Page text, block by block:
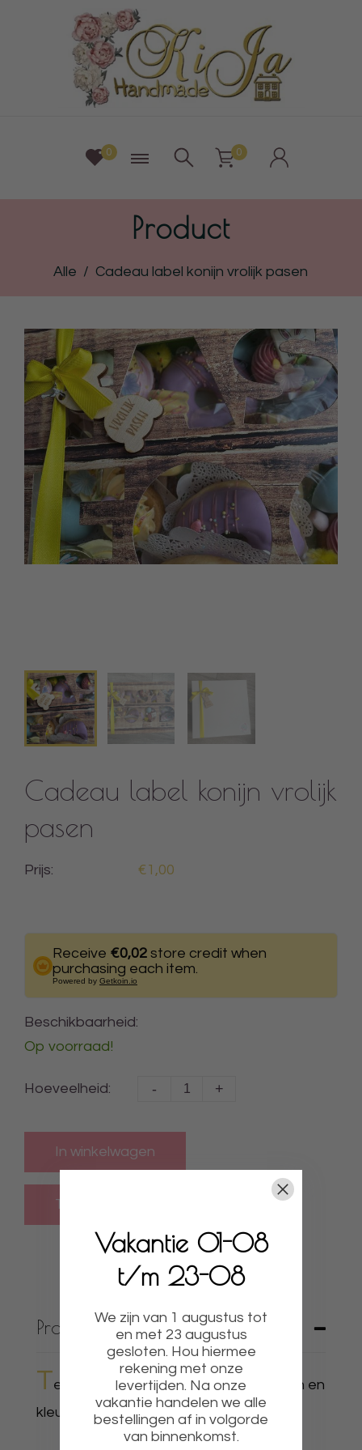
0 0
Product
Alle / Cadeau label konijn vrolijk pasen
Cadeau label konijn vrolijk
pasen
Prijs: €1,00
Receive €0,02 store credit when
purchasing each item.
Powered by Getkoin.io
Beschikbaarheid:
Op voorraad!
Hoeveelheid: - +
In winkelwagen
Productbeschrijving
Te bestellen in verschillende materialen en
kleuren.
Vakantie 01-08
t/m 23-08
We zijn van 1 augustus tot
en met 23 augustus
gesloten. Hou hiermee
rekening met onze
levertijden. Na onze
vakantie handelen we alle
bestellingen af in volgorde
van binnenkomst.